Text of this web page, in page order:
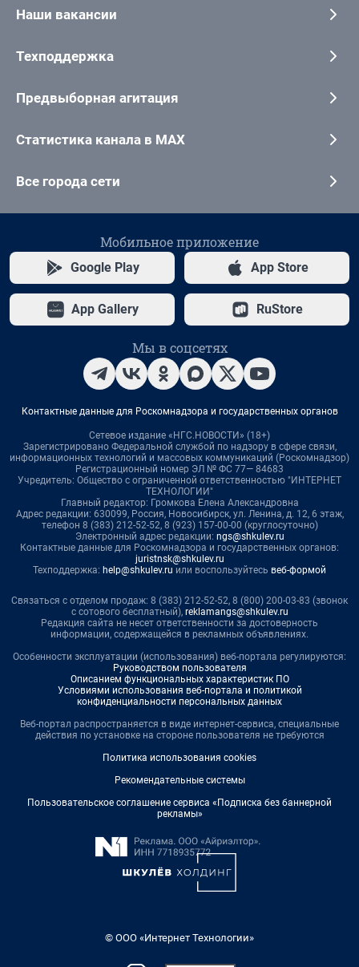
Наши вакансии
Техподдержка
Предвыборная агитация
Статистика канала в MAX
Все города сети
Мобильное приложение
Google Play App Store
App Gallery RuStore
Мы в соцсетях
Контактные данные для Роскомнадзора и государственных органов
Сетевое издание «НГС.НОВОСТИ» (18+)
Зарегистрировано Федеральной службой по надзору в сфере связи,
информационных технологий и массовых коммуникаций (Роскомнадзор)
Регистрационный номер ЭЛ № ФС 77— 84683
Учредитель: Общество с ограниченной ответственностью "ИНТЕРНЕТ
ТЕХНОЛОГИИ"
Главный редактор: Громкова Елена Александровна
Адрес редакции: 630099, Россия, Новосибирск, ул. Ленина, д. 12, 6 этаж,
телефон 8 (383) 212-52-52, 8 (923) 157-00-00 (круглосуточно)
Электронный адрес редакции: ngs@shkulev.ru
Контактные данные для Роскомнадзора и государственных органов:
juristnsk@shkulev.ru
Техподдержка: help@shkulev.ru или воспользуйтесь веб-формой
Связаться с отделом продаж: 8 (383) 212-52-52, 8 (800) 200-03-83 (звонок
с сотового бесплатный), reklamangs@shkulev.ru
Редакция сайта не несет ответственности за достоверность
информации, содержащейся в рекламных объявлениях.
Особенности эксплуатации (использования) веб-портала регулируются:
Руководством пользователя
Описанием функциональных характеристик ПО
Условиями использования веб-портала и политикой
конфиденциальности персональных данных
Веб-портал распространяется в виде интернет-сервиса, специальные
действия по установке на стороне пользователя не требуются
Политика использования cookies
Рекомендательные системы
Пользовательское соглашение сервиса «Подписка без баннерной
рекламы»
© ООО «Интернет Технологии»